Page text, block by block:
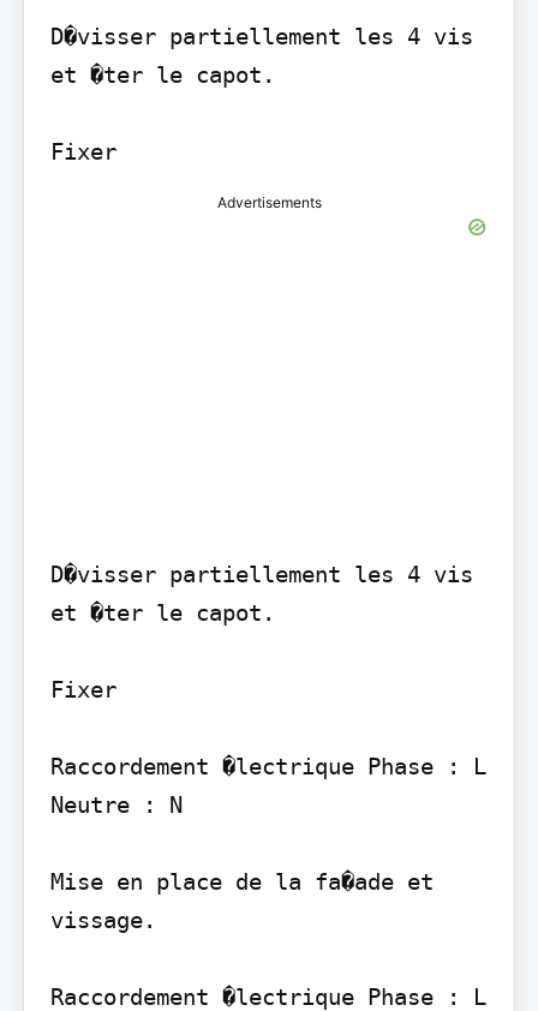
D�visser partiellement les 4 vis
et �ter le capot.
Fixer
Advertisements
D�visser partiellement les 4 vis
et �ter le capot.
Fixer
Raccordement �lectrique Phase : L
Neutre : N
Mise en place de la fa�ade et
vissage.
Raccordement �lectrique Phase : L